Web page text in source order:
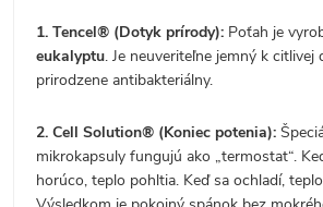
1. Tencel® (Dotyk prírody): Poťah je
eukalyptu. Je neuveriteľne jemný k citlivej
prirodzene antibakteriálny.
2. Cell Solution® (Koniec potenia):
mikrokapsuly fungujú ako „termostat“.
horúco, teplo pohltia. Keď sa ochladí,